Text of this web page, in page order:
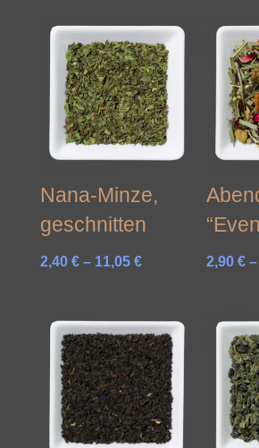
Nana-Minze,
geschnitten
2,40 € – 11,05 €Preisspanne:
11,05 €
2,90€ –